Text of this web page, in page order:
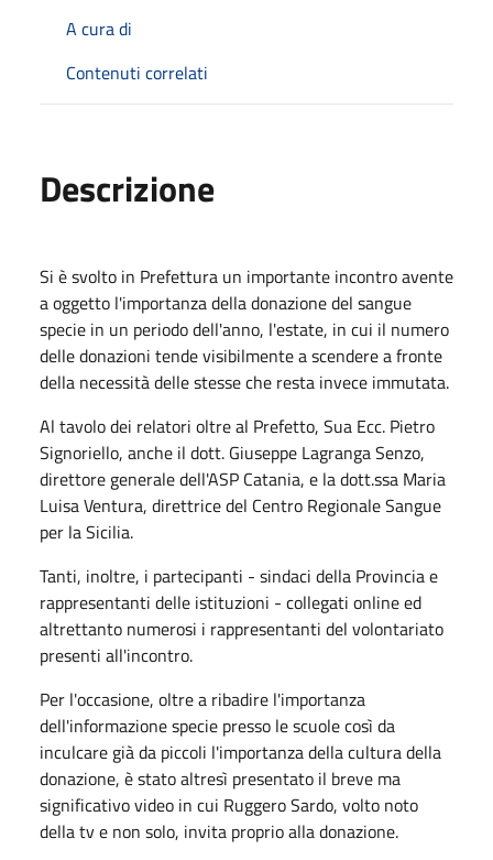
A cura di
Contenuti correlati
Descrizione
Si è svolto in Prefettura un importante incontro avente
a oggetto l'importanza della donazione del sangue
specie in un periodo dell'anno, l'estate, in cui il numero
delle donazioni tende visibilmente a scendere a fronte
della necessità delle stesse che resta invece immutata.
Al tavolo dei relatori oltre al Prefetto, Sua Ecc. Pietro
Signoriello, anche il dott. Giuseppe Lagranga Senzo,
direttore generale dell'ASP Catania, e la dott.ssa Maria
Luisa Ventura, direttrice del Centro Regionale Sangue
per la Sicilia.
Tanti, inoltre, i partecipanti - sindaci della Provincia e
rappresentanti delle istituzioni - collegati online ed
altrettanto numerosi i rappresentanti del volontariato
presenti all'incontro.
Per l'occasione, oltre a ribadire l'importanza
dell'informazione specie presso le scuole così da
inculcare già da piccoli l'importanza della cultura della
donazione, è stato altresì presentato il breve ma
significativo video in cui Ruggero Sardo, volto noto
della tv e non solo, invita proprio alla donazione.